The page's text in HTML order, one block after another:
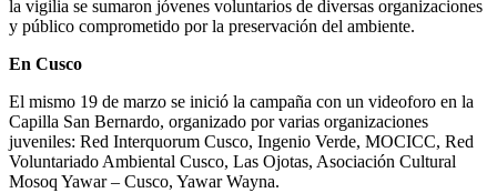
la vigilia se sumaron jóvenes voluntarios de diversas organizaciones
y público comprometido por la preservación del ambiente.
En Cusco
El mismo 19 de marzo se inició la campaña con un videoforo en la
Capilla San Bernardo, organizado por varias organizaciones
juveniles: Red Interquorum Cusco, Ingenio Verde, MOCICC, Red
Voluntariado Ambiental Cusco, Las Ojotas, Asociación Cultural
Mosoq Yawar – Cusco, Yawar Wayna.